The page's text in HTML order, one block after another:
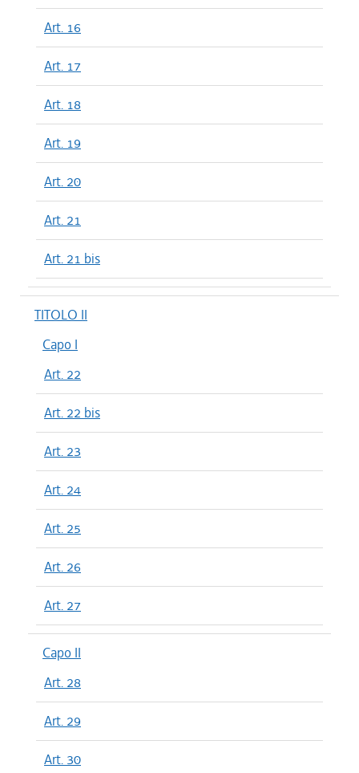
Art. 16
Art. 17
Art. 18
Art. 19
Art. 20
Art. 21
Art. 21 bis
TITOLO II
Capo I
Art. 22
Art. 22 bis
Art. 23
Art. 24
Art. 25
Art. 26
Art. 27
Capo II
Art. 28
Art. 29
Art. 30